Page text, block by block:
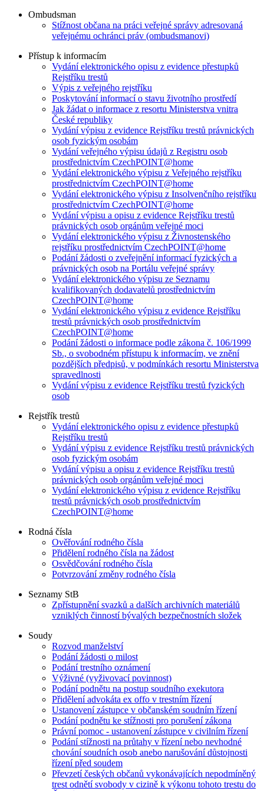
Ombudsman
Stížnost občana na práci veřejné správy adresovaná
veřejnému ochránci práv (ombudsmanovi)
Přístup k informacím
Vydání elektronického opisu z evidence přestupků
Rejstříku trestů
Výpis z veřejného rejstříku
Poskytování informací o stavu životního prostředí
Jak žádat o informace z resortu Ministerstva vnitra
České republiky
Vydání výpisu z evidence Rejstříku trestů právnických
osob fyzickým osobám
Vydání veřejného výpisu údajů z Registru osob
prostřednictvím CzechPOINT@home
Vydání elektronického výpisu z Veřejného rejstříku
prostřednictvím CzechPOINT@home
Vydání elektronického výpisu z Insolvenčního rejstříku
prostřednictvím CzechPOINT@home
Vydání výpisu a opisu z evidence Rejstříku trestů
právnických osob orgánům veřejné moci
Vydání elektronického výpisu z Živnostenského
rejstříku prostřednictvím CzechPOINT@home
Podání žádosti o zveřejnění informací fyzických a
právnických osob na Portálu veřejné správy
Vydání elektronického výpisu ze Seznamu
kvalifikovaných dodavatelů prostřednictvím
CzechPOINT@home
Vydání elektronického výpisu z evidence Rejstříku
trestů právnických osob prostřednictvím
CzechPOINT@home
Podání žádosti o informace podle zákona č. 106/1999
Sb., o svobodném přístupu k informacím, ve znění
pozdějších předpisů, v podmínkách resortu Ministerstva
spravedlnosti
Vydání výpisu z evidence Rejstříku trestů fyzických
osob
Rejstřík trestů
Vydání elektronického opisu z evidence přestupků
Rejstříku trestů
Vydání výpisu z evidence Rejstříku trestů právnických
osob fyzickým osobám
Vydání výpisu a opisu z evidence Rejstříku trestů
právnických osob orgánům veřejné moci
Vydání elektronického výpisu z evidence Rejstříku
trestů právnických osob prostřednictvím
CzechPOINT@home
Rodná čísla
Ověřování rodného čísla
Přidělení rodného čísla na žádost
Osvědčování rodného čísla
Potvrzování změny rodného čísla
Seznamy StB
Zpřístupnění svazků a dalších archivních materiálů
vzniklých činností bývalých bezpečnostních složek
Soudy
Rozvod manželství
Podání žádosti o milost
Podání trestního oznámení
Výživné (vyživovací povinnost)
Podání podnětu na postup soudního exekutora
Přidělení advokáta ex offo v trestním řízení
Ustanovení zástupce v občanském soudním řízení
Podání podnětu ke stížnosti pro porušení zákona
Právní pomoc - ustanovení zástupce v civilním řízení
Podání stížnosti na průtahy v řízení nebo nevhodné
chování soudních osob anebo narušování důstojnosti
řízení před soudem
Převzetí českých občanů vykonávajících nepodmíněný
trest odnětí svobody v cizině k výkonu tohoto trestu do